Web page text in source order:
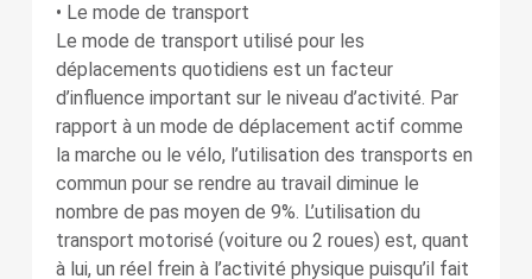
• Le mode de transport
Le mode de transport utilisé pour les
déplacements quotidiens est un facteur
d’influence important sur le niveau d’activité. Par
rapport à un mode de déplacement actif comme
la marche ou le vélo, l’utilisation des transports en
commun pour se rendre au travail diminue le
nombre de pas moyen de 9%. L’utilisation du
transport motorisé (voiture ou 2 roues) est, quant
à lui, un réel frein à l’activité physique puisqu’il fait